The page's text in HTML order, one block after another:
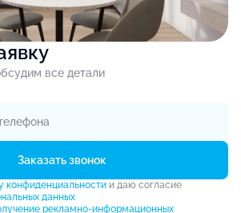
все детали
Заказать звонок
конфиденциальностии даю согласие
данных
рекламно-информационных